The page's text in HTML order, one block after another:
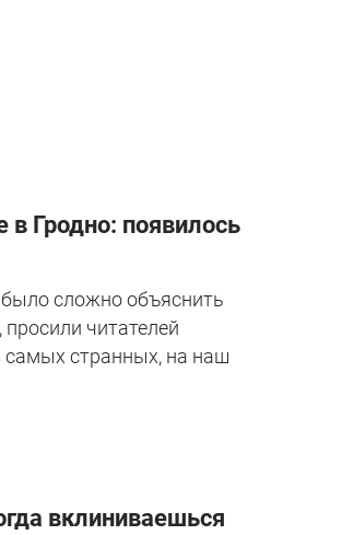
Гродно: появилось
было сложно объяснить
читателей
самых странных, на наш
вклиниваешься